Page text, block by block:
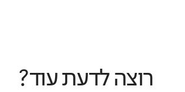
רוצה לדעת עוד?